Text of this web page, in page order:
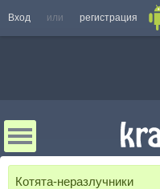
Вход или регистрация
Котята-неразлучники